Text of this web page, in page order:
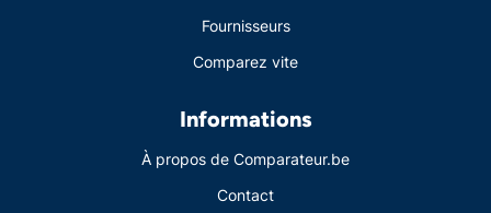
Fournisseurs
Comparez vite
Informations
À propos de Comparateur.be
Contact